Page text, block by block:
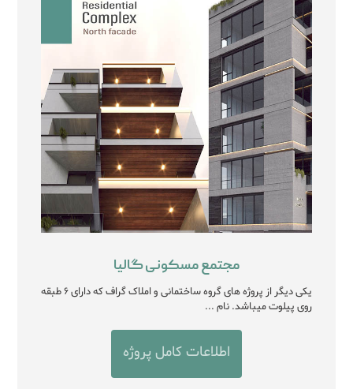
مجتمع مسکونی گالیا
یکی دیگر از پروژه های گروه ساختمانی و املاک گراف که دارای ۶ طبقه
روی پیلوت میباشد. نام ...
اطلاعات کامل پروژه